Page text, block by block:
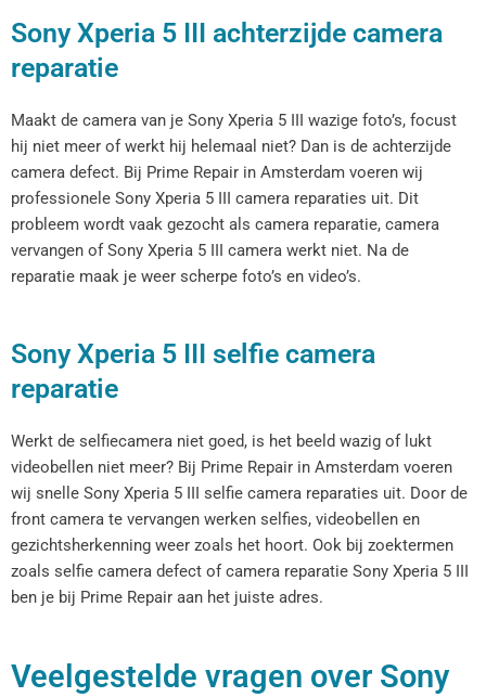
Sony Xperia 5 III achterzijde camera
reparatie
Maakt de camera van je Sony Xperia 5 III wazige foto’s, focust
hij niet meer of werkt hij helemaal niet? Dan is de achterzijde
camera defect. Bij Prime Repair in Amsterdam voeren wij
professionele Sony Xperia 5 III camera reparaties uit. Dit
probleem wordt vaak gezocht als camera reparatie, camera
vervangen of Sony Xperia 5 III camera werkt niet. Na de
reparatie maak je weer scherpe foto’s en video’s.
Sony Xperia 5 III selfie camera
reparatie
Werkt de selfiecamera niet goed, is het beeld wazig of lukt
videobellen niet meer? Bij Prime Repair in Amsterdam voeren
wij snelle Sony Xperia 5 III selfie camera reparaties uit. Door de
front camera te vervangen werken selfies, videobellen en
gezichtsherkenning weer zoals het hoort. Ook bij zoektermen
zoals selfie camera defect of camera reparatie Sony Xperia 5 III
ben je bij Prime Repair aan het juiste adres.
Veelgestelde vragen over Sony